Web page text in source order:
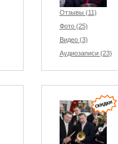
Отзывы (11)
Фото (25)
Видео (3)
Аудиозаписи (23)